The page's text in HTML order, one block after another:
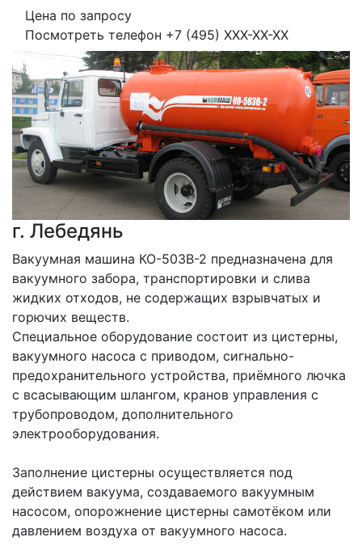
Цена по запросу
Посмотреть телефон +7 (495) XXX-XX-XX
г. Лебедянь
Вакуумная машина КО-503В-2 предназначена для
вакуумного забора, транспортировки и слива
жидких отходов, не содержащих взрывчатых и
горючих веществ.
Специальное оборудование состоит из цистерны,
вакуумного насоса с приводом, сигнально-
предохранительного устройства, приёмного лючка
с всасывающим шлангом, кранов управления с
трубопроводом, дополнительного
электрооборудования.
Заполнение цистерны осуществляется под
действием вакуума, создаваемого вакуумным
насосом, опорожнение цистерны самотёком или
давлением воздуха от вакуумного насоса.